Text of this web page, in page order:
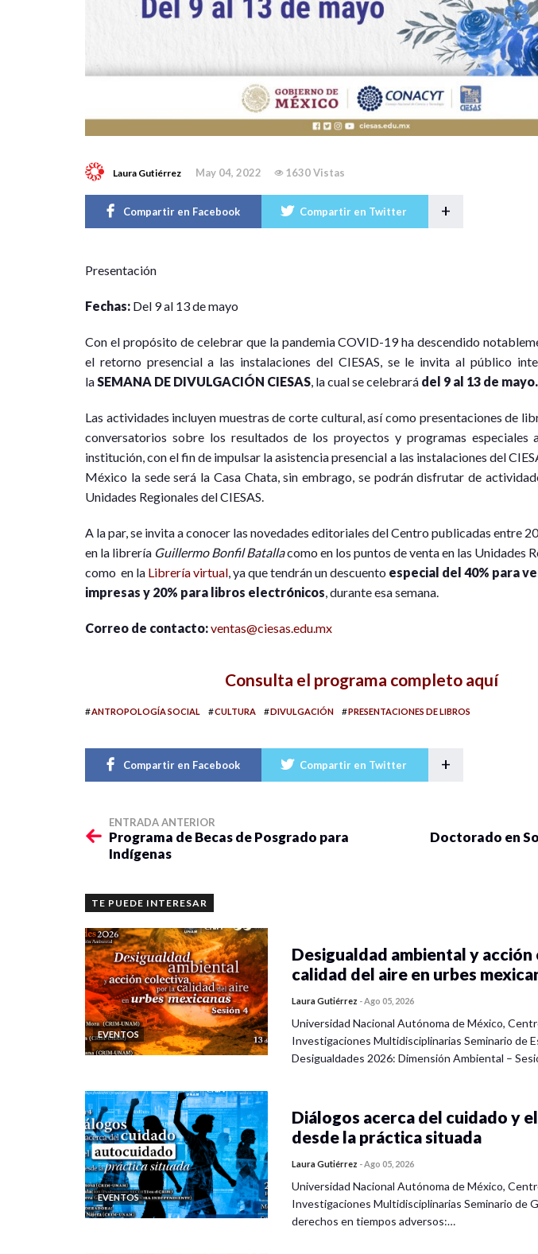
Laura Gutiérrez May 04, 2022 1630 Vistas
Compartir en Facebook Compartir en Twitter +
Presentación
Fechas: Del 9 al 13 de mayo
Con el propósito de celebrar que la pandemia COVID-19 ha descendido
el retorno presencial a las instalaciones del CIESAS, se le invita al público
la SEMANA DE DIVULGACIÓN CIESAS , la cual se celebrará del 9 al 13 de mayo.
Las actividades incluyen muestras de corte cultural, así como presentaciones de
conversatorios sobre los resultados de los proyectos y programas especiales
institución, con el fin de impulsar la asistencia presencial a las instalaciones del
México la sede será la Casa Chata, sin embrago, se podrán disfrutar de
Unidades Regionales del CIESAS.
A la par, se invita a conocer las novedades editoriales del Centro publicadas entre
en la librería Guillermo Bonfil Batallacomo en los puntos de venta en las Unidades
como en la Librería virtual , ya que tendrán un descuento especial del 40% para
impresas y 20% para libros electrónicos , durante esa semana.
Correo de contacto:ventas@ciesas.edu.mx
Consulta el programa completo aquí
#ANTROPOLOGÍA SOCIAL #CULTURA #DIVULGACIÓN #PRESENTACIONES DE LIBROS
Compartir en Facebook Compartir en Twitter +
ENTRADA ANTERIOR
Programa de Becas de Posgrado para
Indígenas
Doctorado en
TE PUEDE INTERESAR
EVENTOS
Desigualdad ambiental y
calidad del aire en urbes
Laura Gutiérrez -Ago 05, 2026
Universidad Nacional Autónoma de México,
Investigaciones Multidisciplinarias Seminario de
Desigualdades 2026: Dimensión Ambiental –
EVENTOS
Diálogos acerca del cuidado y
desde la práctica situada
Laura Gutiérrez -Ago 05, 2026
Universidad Nacional Autónoma de México,
Investigaciones Multidisciplinarias Seminario de
derechos en tiempos adversos:…